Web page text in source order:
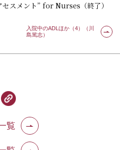
セスメント” for Nurses（終了）
入院中のADLほか（4）（川
島篤志）
覧